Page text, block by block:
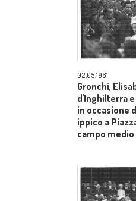
02.05.1961
Gronchi,
d'Inghilterra
in occasione
ippico a
campo medio